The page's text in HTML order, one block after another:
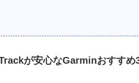
が安心なGarminおすすめ